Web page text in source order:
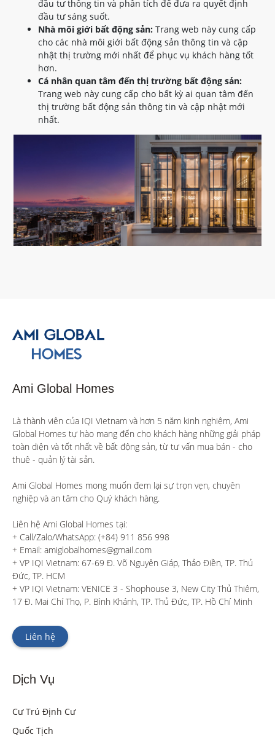
đầu tư thông tin và phân tích để đưa ra quyết định
đầu tư sáng suốt.
Nhà môi giới bất động sản: Trang web này cung cấp
cho các nhà môi giới bất động sản thông tin và cập
nhật thị trường mới nhất để phục vụ khách hàng tốt
hơn.
Cá nhân quan tâm đến thị trường bất động sản:
Trang web này cung cấp cho bất kỳ ai quan tâm đến
thị trường bất động sản thông tin và cập nhật mới
nhất.
Ami Global Homes
Là thành viên của IQI Vietnam và hơn 5 năm kinh nghiệm, Ami
Global Homes tự hào mang đến cho khách hàng những giải pháp
toàn diện và tốt nhất về bất động sản, từ tư vấn mua bán - cho
thuê - quản lý tài sản.
Ami Global Homes mong muốn đem lại sự trọn vẹn, chuyên
nghiệp và an tâm cho Quý khách hàng.
Liên hệ Ami Global Homes tại:
+ Call/Zalo/WhatsApp: (+84) 911 856 998
+ Email: amiglobalhomes@gmail.com
+ VP IQI Vietnam: 67-69 Đ. Võ Nguyên Giáp, Thảo Điền, TP. Thủ
Đức, TP. HCM
+ VP IQI Vietnam: VENICE 3 - Shophouse 3, New City Thủ Thiêm,
17 Đ. Mai Chí Thọ, P. Bình Khánh, TP. Thủ Đức, TP. Hồ Chí Minh
Liên hệ
Dịch Vụ
Cư Trú Định Cư
Quốc Tịch